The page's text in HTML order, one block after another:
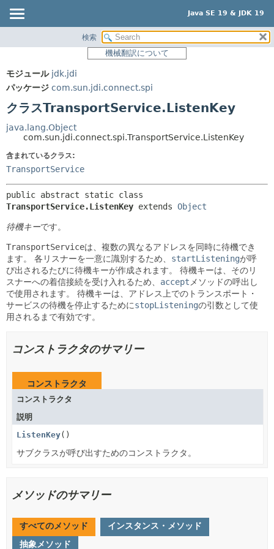
Java SE 19 & JDK 19
パッケージ
使用
ツリー
プレビュー
新規
非推奨
索引
ヘルプ
サマリー:
ネスト済
メソッド
詳細:
検索
機械翻訳について
モジュール jdk.jdi
パッケージ com.sun.jdi.connect.spi
クラスTransportService.ListenKey
java.lang.Object
com.sun.jdi.connect.spi.TransportService.ListenKey
含まれているクラス:
TransportService
TransportService.ListenKey extends Object
待機キーです。
TransportServiceは、複数の異なるアドレスを同時に待機でき
ます。
各 リスナーを一意に識別するため、 startListeningが呼
び出されるたびに待機キーが作成されます。
待機キーは、そのリ
スナーへの着信接続を受け入れるため、 accept メソッドの呼出し
で使用されます。
待機キーは、アドレス上でのトランスポート・
サービスの待機を停止するためにstopListeningの引数として使
用されるまで有効です。
コンストラクタのサマリー
コンストラクタ
コンストラクタ
説明
ListenKey()
サブクラスが呼び出すためのコンストラクタ。
メソッドのサマリー
すべてのメソッド
インスタンス・メソッド
抽象メソッド